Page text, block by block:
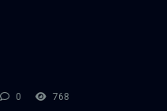
0 768